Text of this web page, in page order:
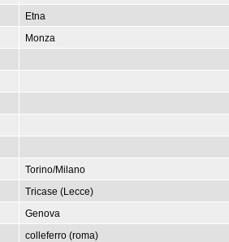
Etna
Monza
Torino/Milano
Tricase (Lecce)
Genova
colleferro (roma)